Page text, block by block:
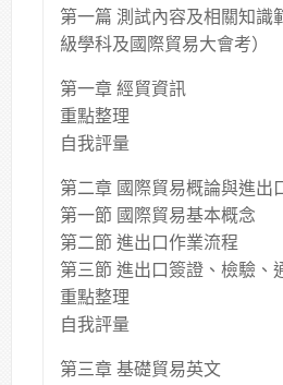
第一篇 測試內容及相關知識
級學科及國際貿易大會考）
第一章 經貿資訊
重點整理
自我評量
第二章 國際貿易概論與進出
第一節 國際貿易基本概念
第二節 進出口作業流程
第三節 進出口簽證、檢驗、
重點整理
自我評量
第三章 基礎貿易英文